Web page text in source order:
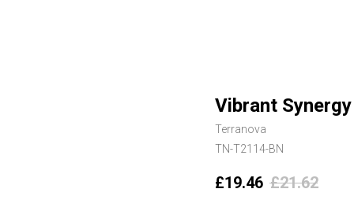
Vibrant
Terranova
TN-T2114-BN
£19.46 £21.62